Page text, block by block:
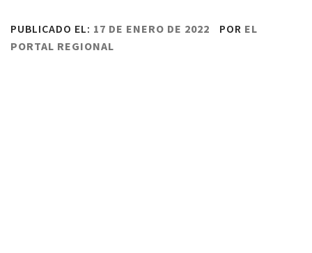
PUBLICADO EL: 17 DE ENERO DE 2022 POR EL
PORTAL REGIONAL